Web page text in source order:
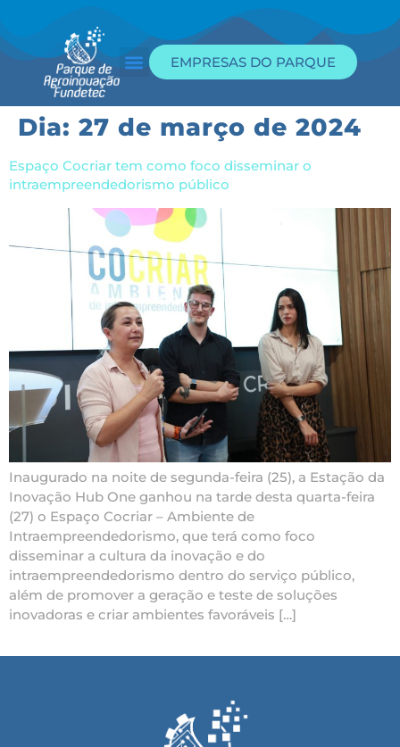
EMPRESAS DO PARQUE
Dia: 27 de março de 2024
Espaço Cocriar tem como foco disseminar o
intraempreendedorismo público
Inaugurado na noite de segunda-feira (25), a Estação da
Inovação Hub One ganhou na tarde desta quarta-feira
(27) o Espaço Cocriar – Ambiente de
Intraempreendedorismo, que terá como foco
disseminar a cultura da inovação e do
intraempreendedorismo dentro do serviço público,
além de promover a geração e teste de soluções
inovadoras e criar ambientes favoráveis […]